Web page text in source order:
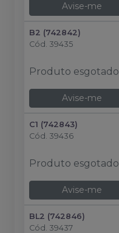
Avise-me
B2 (742842)
Cód. 39435
Produto esgotado
Avise-me
C1 (742843)
Cód. 39436
Produto esgotado
Avise-me
BL2 (742846)
Cód. 39437